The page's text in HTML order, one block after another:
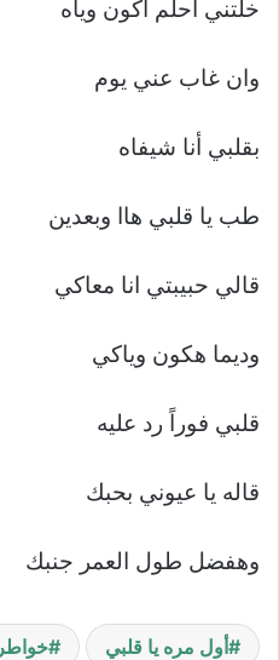
خلتني أحلم أكون وياه
وان غاب عني يوم
بقلبي أنا شيفاه
طب يا قلبي هاا وبعدين
قالي حبيبتي انا معاكي
وديما هكون وياكي
قلبي فوراً رد عليه
قاله يا عيوني بحبك
وهفضل طول العمر جنبك
أول مره يا قلبي خواطر